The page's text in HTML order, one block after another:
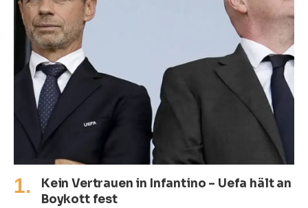
Kein Vertrauen in Infantino – Uefa hält an
Boykott fest